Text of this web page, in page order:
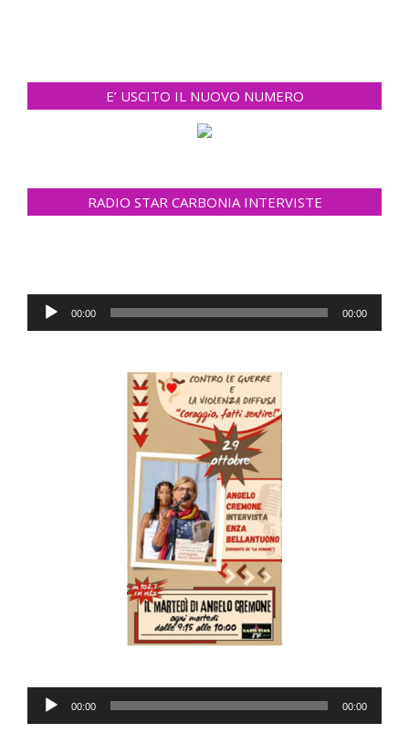
E’ USCITO IL NUOVO NUMERO
RADIO STAR CARBONIA INTERVISTE
Reproductor
de
00:00 00:00
Reproductor
de
00:00 00:00